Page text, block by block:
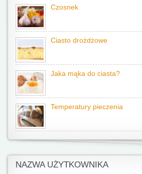
Czosnek
Ciasto drożdżowe
Jaka mąka do ciasta?
Temperatury pieczenia
NAZWA UŻYTKOWNIKA